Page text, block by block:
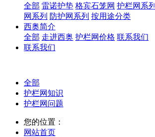
全部 雷诺护垫 格宾石笼网 护栏网系列
网系列 防护网系列 按用途分类
西奥简介
全部 走进西奥 护栏网价格 联系我们
联系我们
全部
护栏网知识
护栏网问题
您的位置：
网站首页